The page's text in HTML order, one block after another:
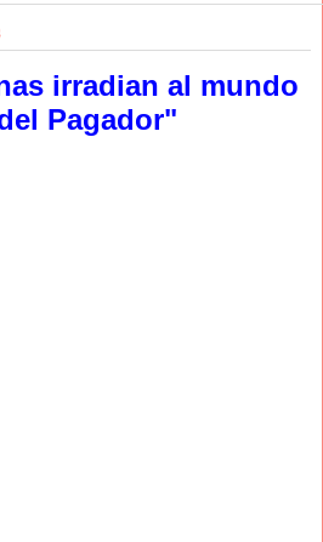
irradian al mundo
Pagador"